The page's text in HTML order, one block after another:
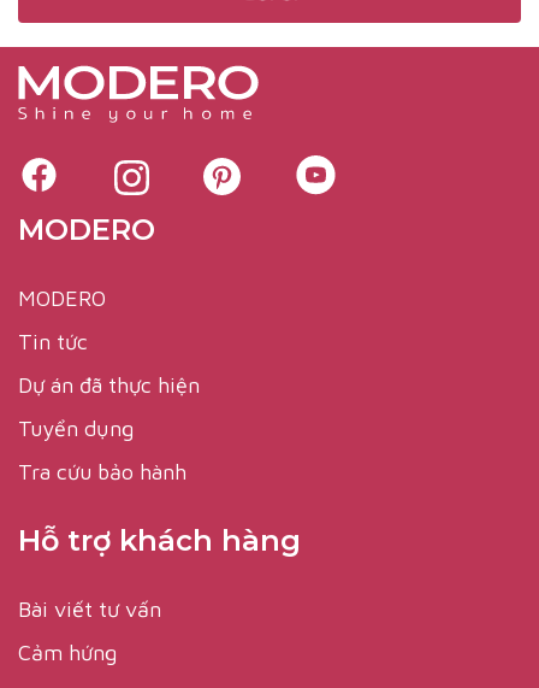
MODERO
MODERO
Tin tức
Dự án đã thực hiện
Tuyển dụng
Tra cứu bảo hành
Hỗ trợ khách hàng
Bài viết tư vấn
Cảm hứng